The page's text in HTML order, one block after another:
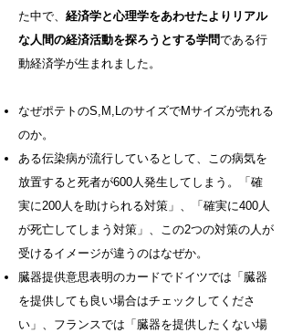
た中で、 経済学と心理学をあわせたよりリアル
な人間の経済活動を探ろうとする学問である行
動経済学が生まれました。
なぜポテトのS,M,LのサイズでMサイズが売れる
のか。
ある伝染病が流行しているとして、この病気を
放置すると死者が600人発生してしまう。「確
実に200人を助けられる対策」、「確実に400人
が死亡してしまう対策」、この2つの対策の人が
受けるイメージが違うのはなぜか。
臓器提供意思表明のカードでドイツでは「臓器
を提供しても良い場合はチェックしてくださ
い」、フランスでは「臓器を提供したくない場